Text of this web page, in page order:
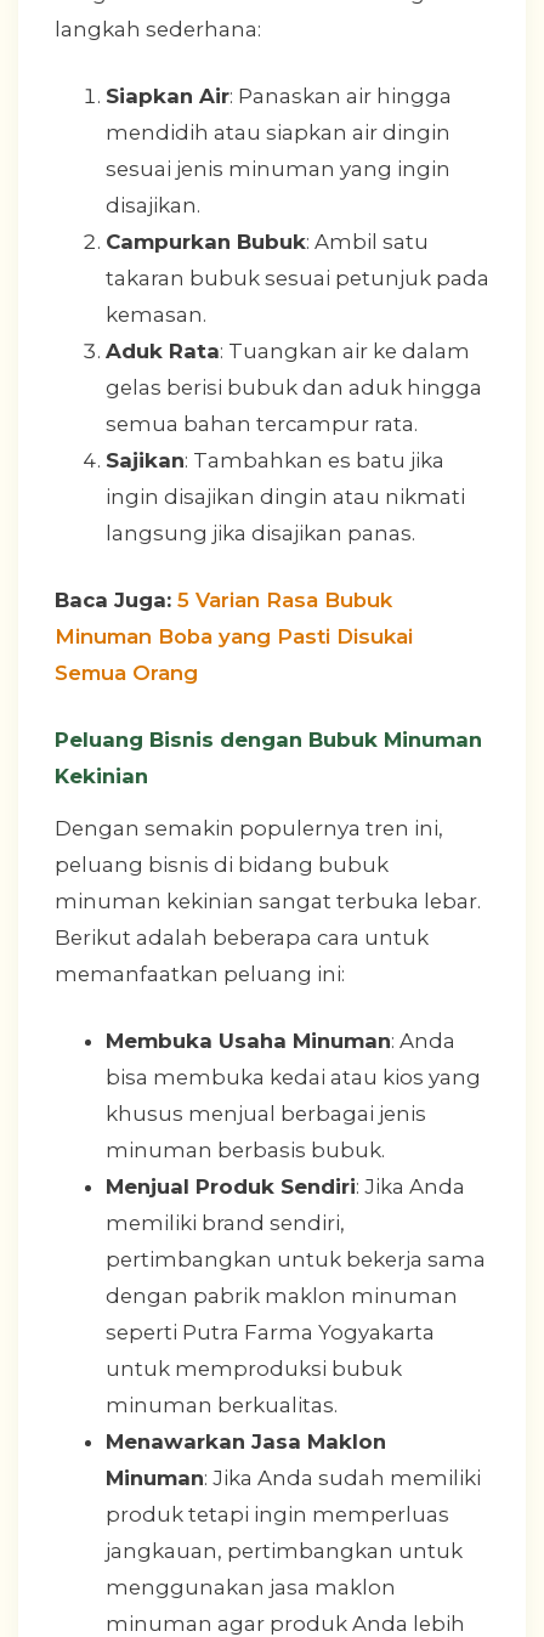
langkah sederhana:
Siapkan Air: Panaskan air hingga
mendidih atau siapkan air dingin
sesuai jenis minuman yang ingin
disajikan.
Campurkan Bubuk: Ambil satu
takaran bubuk sesuai petunjuk pada
kemasan.
Aduk Rata: Tuangkan air ke dalam
gelas berisi bubuk dan aduk hingga
semua bahan tercampur rata.
Sajikan: Tambahkan es batu jika
ingin disajikan dingin atau nikmati
langsung jika disajikan panas.
Baca Juga: 5 Varian Rasa Bubuk
Minuman Boba yang Pasti Disukai
Semua Orang
Peluang Bisnis dengan Bubuk Minuman
Kekinian
Dengan semakin populernya tren ini,
peluang bisnis di bidang bubuk
minuman kekinian sangat terbuka lebar.
Berikut adalah beberapa cara untuk
memanfaatkan peluang ini:
Membuka Usaha Minuman: Anda
bisa membuka kedai atau kios yang
khusus menjual berbagai jenis
minuman berbasis bubuk.
Menjual Produk Sendiri: Jika Anda
memiliki brand sendiri,
pertimbangkan untuk bekerja sama
dengan pabrik maklon minuman
seperti Putra Farma Yogyakarta
untuk memproduksi bubuk
minuman berkualitas.
Menawarkan Jasa Maklon
Minuman: Jika Anda sudah memiliki
produk tetapi ingin memperluas
jangkauan, pertimbangkan untuk
menggunakan jasa maklon
minuman agar produk Anda lebih